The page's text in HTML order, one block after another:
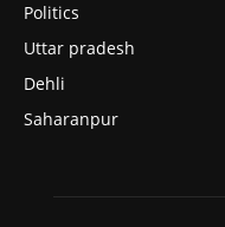
Politics
Uttar pradesh
Dehli
Saharanpur